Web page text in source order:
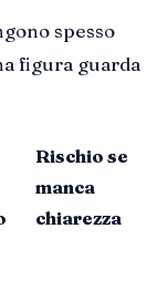
spesso
figura guarda
Rischio se
manca
chiarezza